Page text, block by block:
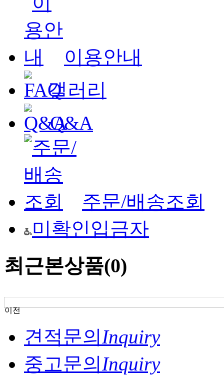
이용안내
갤러리
Q&A
주문/배송조회
미확인입금자
최근본상품(0)
이전
견적문의Inquiry
중고문의Inquiry